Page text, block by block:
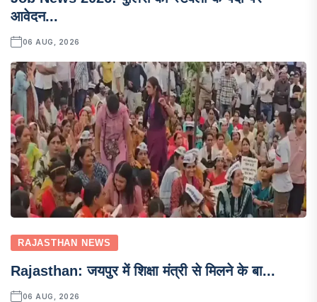
आवेदन...
06 AUG, 2026
RAJASTHAN NEWS
Rajasthan: जयपुर में शिक्षा मंत्री से मिलने के बा...
06 AUG, 2026